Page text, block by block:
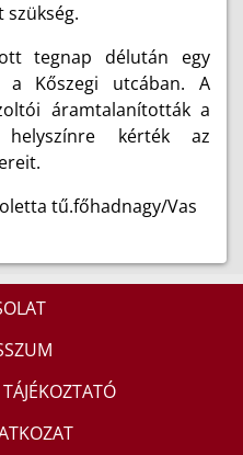
tegnap délután egy
a Kőszegi utcában. A
áramtalanították a
kérték az
tű.főhadnagy/Vas